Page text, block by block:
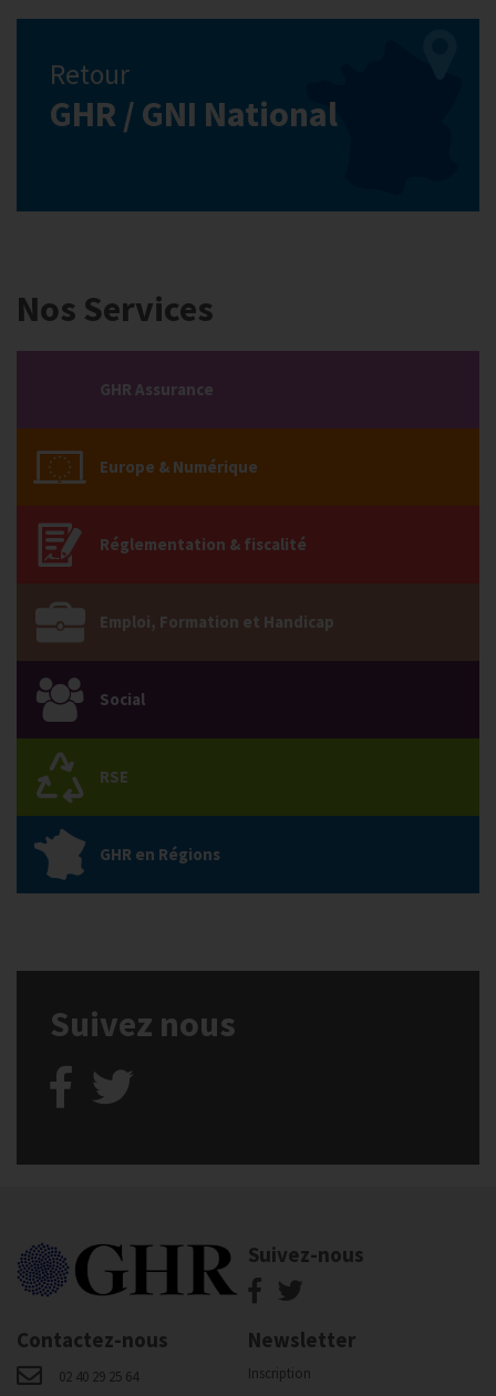
Retour
GHR / GNI National
Nos Services
GHR Assurance
Europe & Numérique
Réglementation & fiscalité
Emploi, Formation et Handicap
Social
RSE
GHR en Régions
Suivez nous
Suivez-nous
Contactez-nous
02 40 29 25 64
Newsletter
Inscription